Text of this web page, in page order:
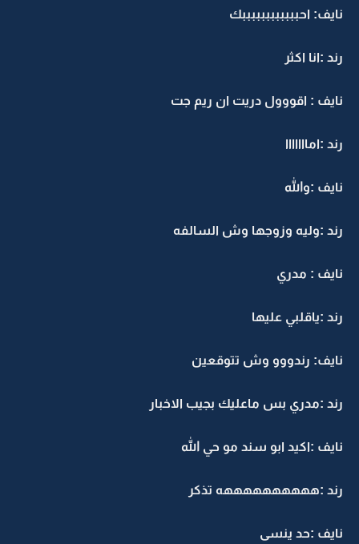
نايف: احببببببببببببك
رند :انا اكثر
نايف : اقووول دريت ان ريم جت
رند :امااااااا
نايف :والله
رند :وليه وزوجها وش السالفه
نايف : مدري
رند :ياقلبي عليها
نايف: رندووو وش تتوقعين
رند :مدري بس ماعليك بجيب الاخبار
نايف :اكيد ابو سند مو حي الله
رند :ههههههههههه تذكر
نايف :حد ينسى